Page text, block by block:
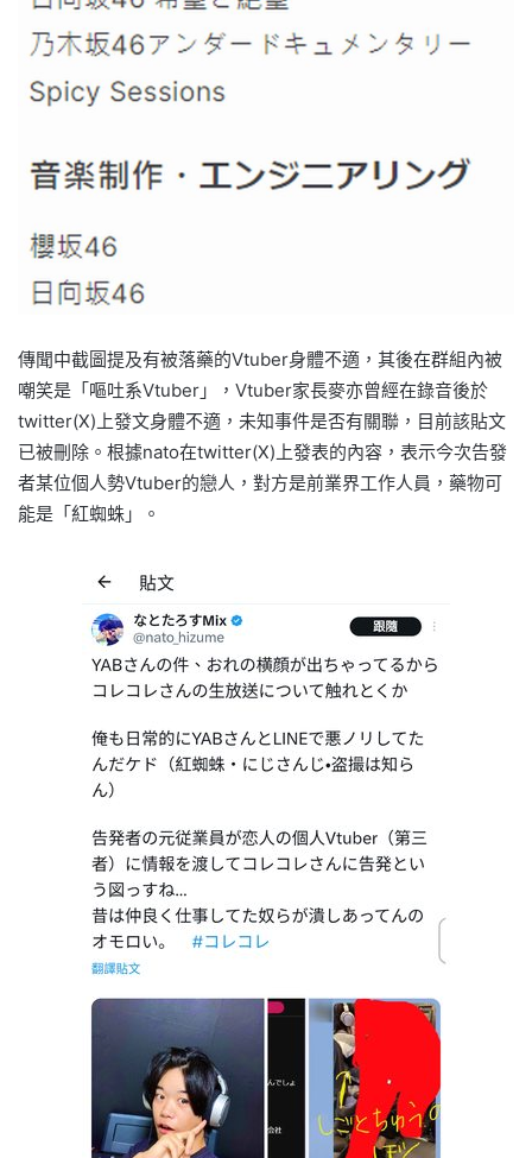
傳聞中截圖提及有被落藥的Vtuber身體不適，其後在群組內被
嘲笑是「嘔吐系Vtuber」，Vtuber家長麥亦曾經在錄音後於
twitter(X)上發文身體不適，未知事件是否有關聯，目前該貼文
已被刪除。根據nato在twitter(X)上發表的內容，表示今次告發
者某位個人勢Vtuber的戀人，對方是前業界工作人員，藥物可
能是「紅蜘蛛」。